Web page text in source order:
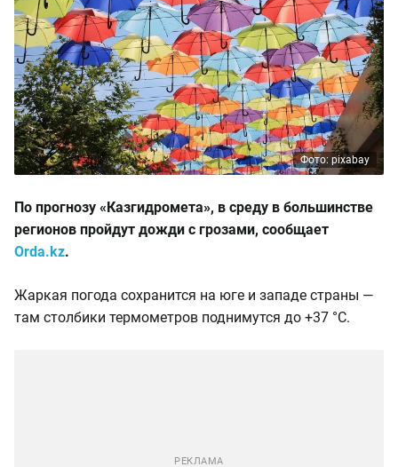
Фото: pixabay
По прогнозу «Казгидромета», в среду в большинстве
регионов пройдут дожди с грозами, сообщает
Orda.kz.
Жаркая погода сохранится на юге и западе страны —
там столбики термометров поднимутся до +37 °C.